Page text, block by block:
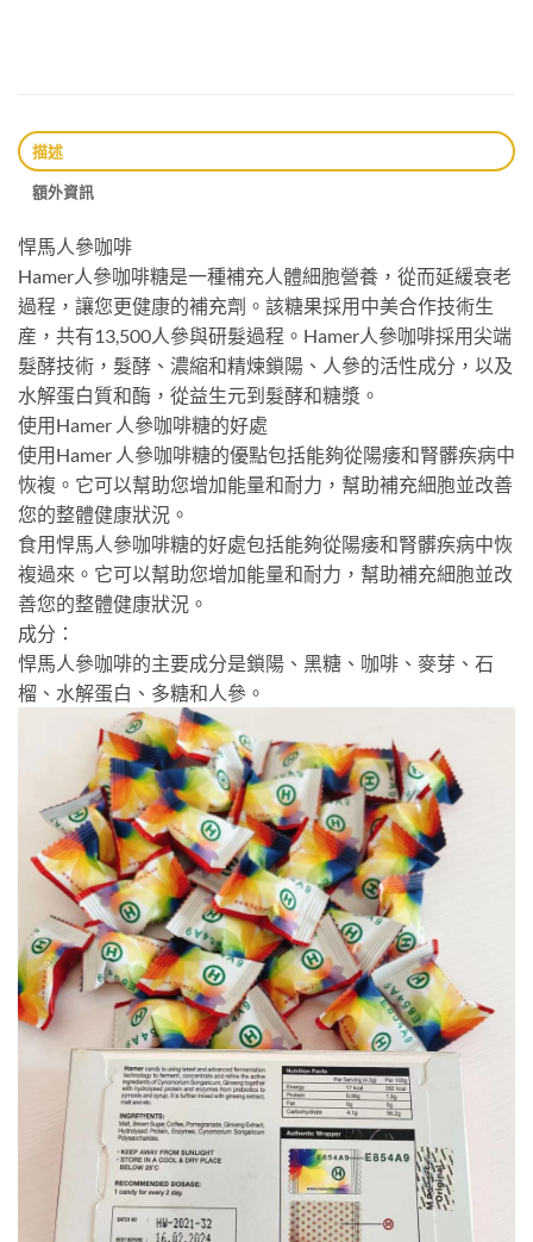
描述
額外資訊
悍馬人參咖啡
Hamer人參咖啡糖是一種補充人體細胞營養，從而延緩衰老
過程，讓您更健康的補充劑。該糖果採用中美合作技術生
産，共有13,500人參與研髮過程。Hamer人參咖啡採用尖端
髮酵技術，髮酵、濃縮和精煉鎖陽、人參的活性成分，以及
水解蛋白質和酶，從益生元到髮酵和糖漿。
使用Hamer 人參咖啡糖的好處
使用Hamer 人參咖啡糖的優點包括能夠從陽痿和腎髒疾病中
恢複。它可以幫助您增加能量和耐力，幫助補充細胞並改善
您的整體健康狀況。
食用悍馬人參咖啡糖的好處包括能夠從陽痿和腎髒疾病中恢
複過來。它可以幫助您增加能量和耐力，幫助補充細胞並改
善您的整體健康狀況。
成分：
悍馬人參咖啡的主要成分是鎖陽、黑糖、咖啡、麥芽、石
榴、水解蛋白、多糖和人參。